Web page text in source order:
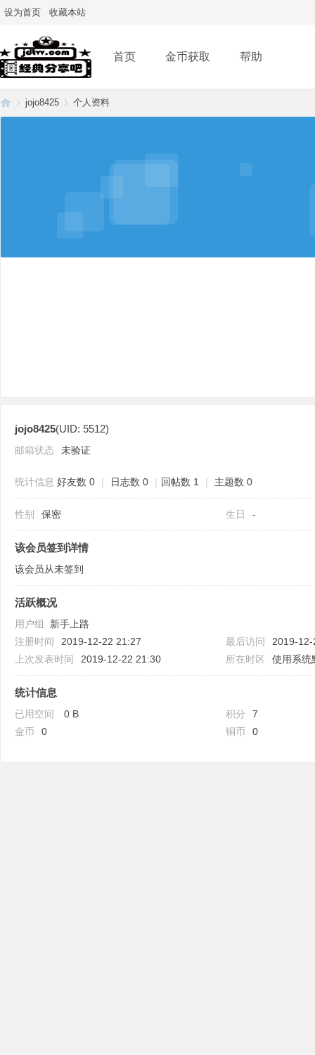
设为首页 收藏本站
首页 金币获取 帮助
jojo8425 个人资料
jojo8425(UID: 5512)
邮箱状态 未验证
统计信息 好友数 0 | 日志数 0 | 回帖数 1 | 主题数 0
性别 保密 生日 -
该会员签到详情
该会员从未签到
活跃概况
用户组 新手上路
注册时间
2019-12-22 21:27 最后访问
2019-
上次发表时间
2019-12-22 21:30 所在时区 使用系统
统计信息
已用空间 0 B 积分
7
金币
0 铜币 0